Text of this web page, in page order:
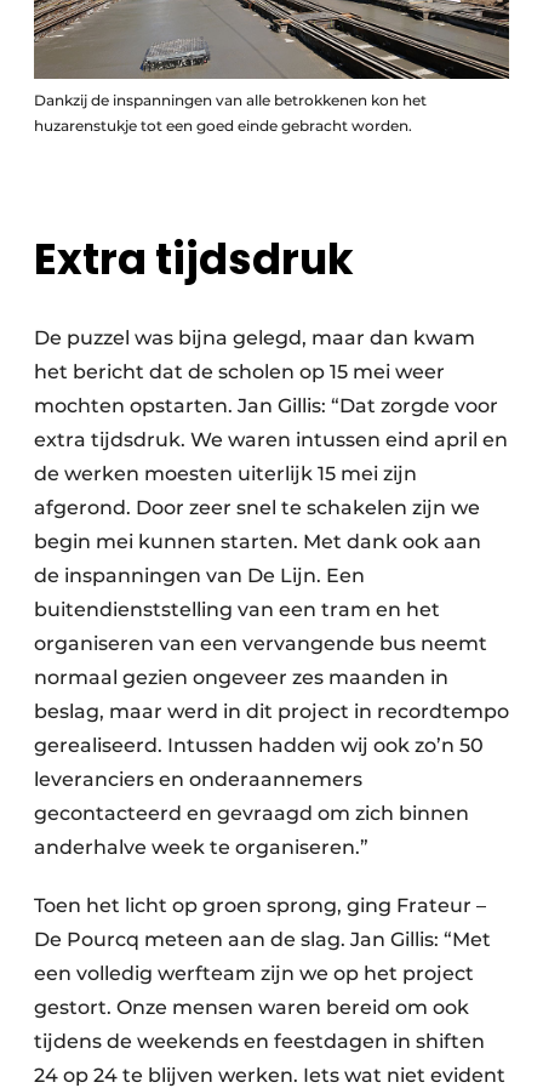
Dankzij de inspanningen van alle betrokkenen kon het
huzarenstukje tot een goed einde gebracht worden.
Extra tijdsdruk
De puzzel was bijna gelegd, maar dan kwam
het bericht dat de scholen op 15 mei weer
mochten opstarten. Jan Gillis: “Dat zorgde voor
extra tijdsdruk. We waren intussen eind april en
de werken moesten uiterlijk 15 mei zijn
afgerond. Door zeer snel te schakelen zijn we
begin mei kunnen starten. Met dank ook aan
de inspanningen van De Lijn. Een
buitendienststelling van een tram en het
organiseren van een vervangende bus neemt
normaal gezien ongeveer zes maanden in
beslag, maar werd in dit project in recordtempo
gerealiseerd. Intussen hadden wij ook zo’n 50
leveranciers en onderaannemers
gecontacteerd en gevraagd om zich binnen
anderhalve week te organiseren.”
Toen het licht op groen sprong, ging Frateur –
De Pourcq meteen aan de slag. Jan Gillis: “Met
een volledig werfteam zijn we op het project
gestort. Onze mensen waren bereid om ook
tijdens de weekends en feestdagen in shiften
24 op 24 te blijven werken. Iets wat niet evident